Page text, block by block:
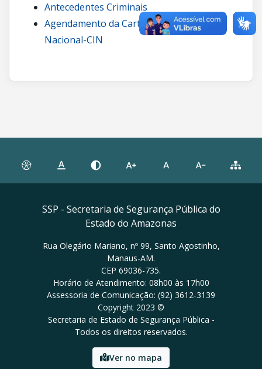
Antecedentes Criminais
Agendamento da Carteira de Identidade
Nacional-CIN
SSP - Secretaria de Segurança Pública do
Estado do Amazonas
Rua Olegário Mariano, nº 99, Santo Agostinho,
Manaus-AM.
CEP 69036-735.
Horário de Atendimento: 08h00 às 17h00
Assessoria de Comunicação: (92) 3612-3139
Copyright 2023 ©
Secretaria de Estado de Segurança Pública -
Todos os direitos reservados.
Ver no mapa